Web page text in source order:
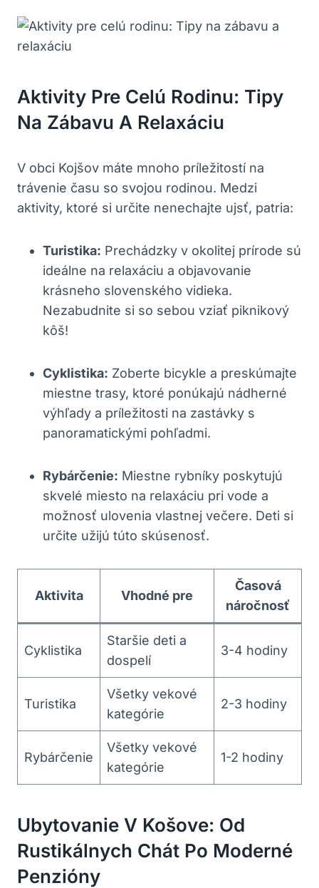
Aktivity Pre Celú Rodinu: Tipy
Na Zábavu A Relaxáciu
V obci Kojšov máte mnoho príležitostí na
trávenie času so svojou rodinou. Medzi
aktivity, ktoré si určite nenechajte ujsť, patria:
Turistika: Prechádzky v okolitej prírode sú
ideálne na relaxáciu a objavovanie
krásneho slovenského vidieka.
Nezabudnite si so sebou vziať piknikový
kôš!
Cyklistika: Zoberte bicykle a preskúmajte
miestne trasy, ktoré ponúkajú nádherné
výhľady a príležitosti na zastávky s
panoramatickými pohľadmi.
Rybárčenie: Miestne rybníky poskytujú
skvelé miesto na relaxáciu pri vode a
možnosť ulovenia vlastnej večere. Deti si
určite užijú túto skúsenosť.
Aktivita Vhodné pre
Časová
náročnosť
Cyklistika
Staršie deti a
dospelí
3-4 hodiny
Turistika
Všetky vekové
kategórie
2-3 hodiny
Rybárčenie
Všetky vekové
kategórie
1-2 hodiny
Ubytovanie V Košove: Od
Rustikálnych Chát Po Moderné
Penzióny